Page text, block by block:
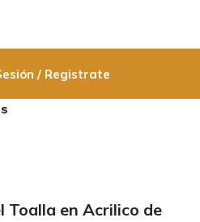
/ Registrate
Toalla en Acrilico de